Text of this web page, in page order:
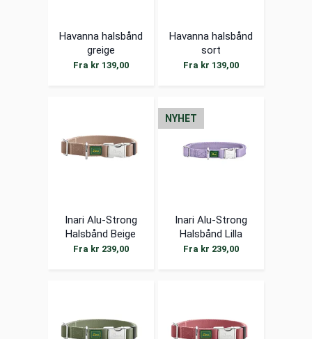
Havanna halsbånd
greige
Fra kr 139,00
Havanna halsbånd
sort
Fra kr 139,00
Inari Alu-Strong
Halsbånd Beige
Fra kr 239,00
NYHET
Inari Alu-Strong
Halsbånd Lilla
Fra kr 239,00